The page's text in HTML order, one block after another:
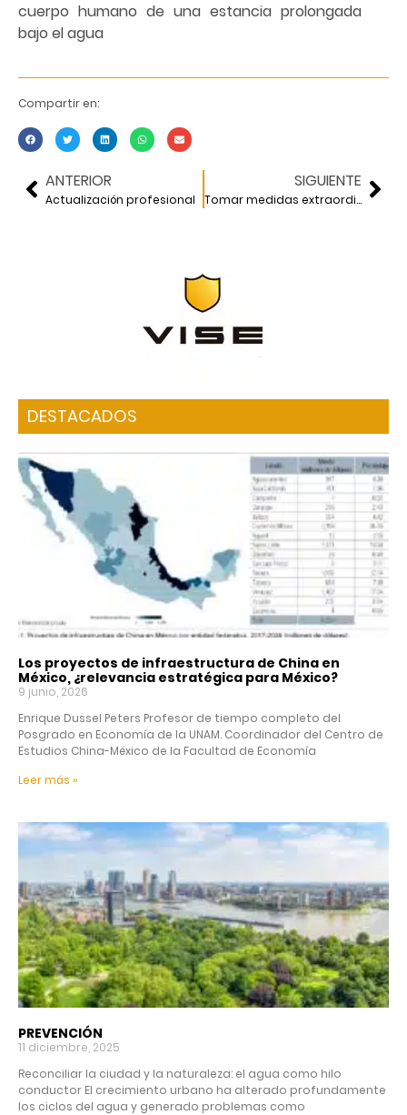
cuerpo humano de una estancia prolongada
bajo el agua
Compartir en:
ANTERIOR
Actualización profesional
SIGUIENTE
Tomar medidas extraordinarias
DESTACADOS
Los proyectos de infraestructura de China en
México, ¿relevancia estratégica para México?
9 junio, 2026
Enrique Dussel Peters Profesor de tiempo completo del
Posgrado en Economía de la UNAM. Coordinador del Centro de
Estudios China-México de la Facultad de Economía
Leer más »
PREVENCIÓN
11 diciembre, 2025
Reconciliar la ciudad y la naturaleza: el agua como hilo
conductor El crecimiento urbano ha alterado profundamente
los ciclos del agua y generado problemas como